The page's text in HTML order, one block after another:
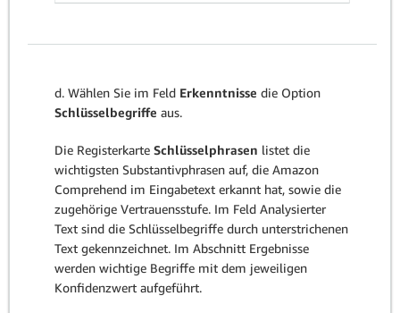
d. Wählen Sie im Feld Erkenntnisse die Option
Schlüsselbegriffe aus.
Die Registerkarte Schlüsselphrasen listet die
wichtigsten Substantivphrasen auf, die Amazon
Comprehend im Eingabetext erkannt hat, sowie die
zugehörige Vertrauensstufe. Im Feld Analysierter
Text sind die Schlüsselbegriffe durch unterstrichenen
Text gekennzeichnet. Im Abschnitt Ergebnisse
werden wichtige Begriffe mit dem jeweiligen
Konfidenzwert aufgeführt.